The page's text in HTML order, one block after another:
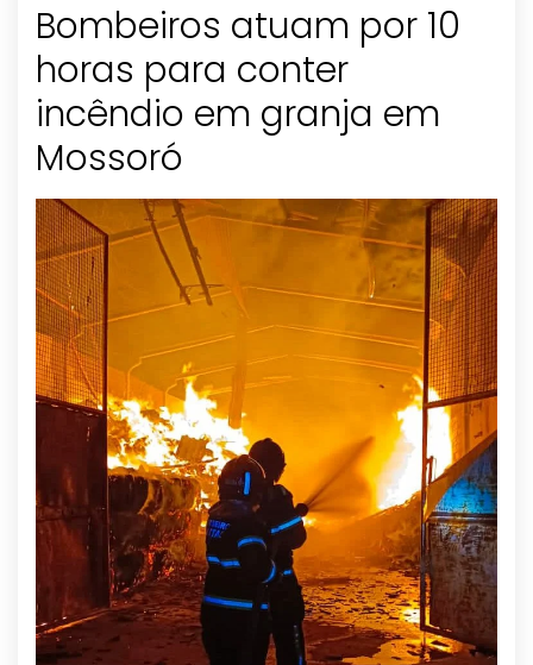
Bombeiros atuam por 10
horas para conter
incêndio em granja em
Mossoró